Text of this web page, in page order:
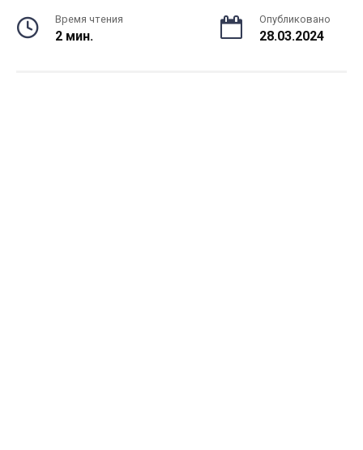
Время чтения
2 мин.
Опубликовано
28.03.2024